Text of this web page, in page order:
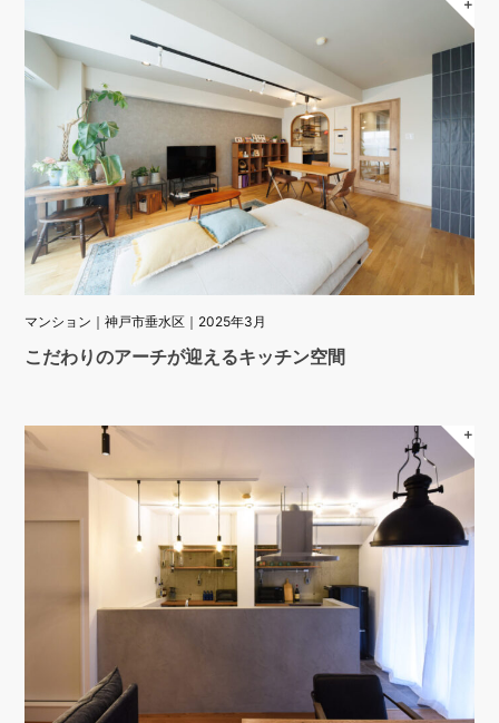
＋
マンション｜神戸市垂水区｜2025年3月
こだわりのアーチが迎えるキッチン空間
＋